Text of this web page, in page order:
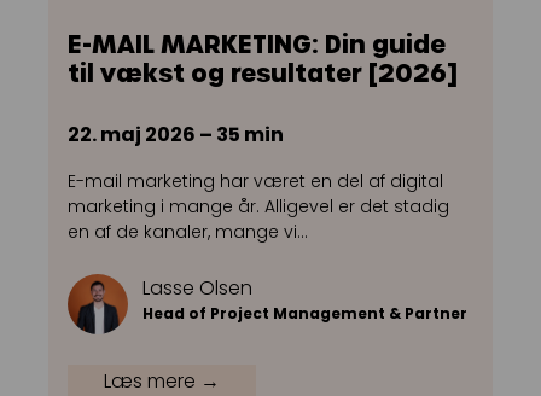
E-MAIL MARKETING: Din guide
til vækst og resultater [2026]
22. maj 2026 – 35 min
E-mail marketing har været en del af digital
marketing i mange år. Alligevel er det stadig
en af de kanaler, mange vi…
Lasse Olsen
Head of Project Management & Partner
Læs mere →